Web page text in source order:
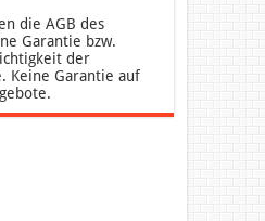
die AGB des
Garantie bzw.
der
Keine Garantie auf